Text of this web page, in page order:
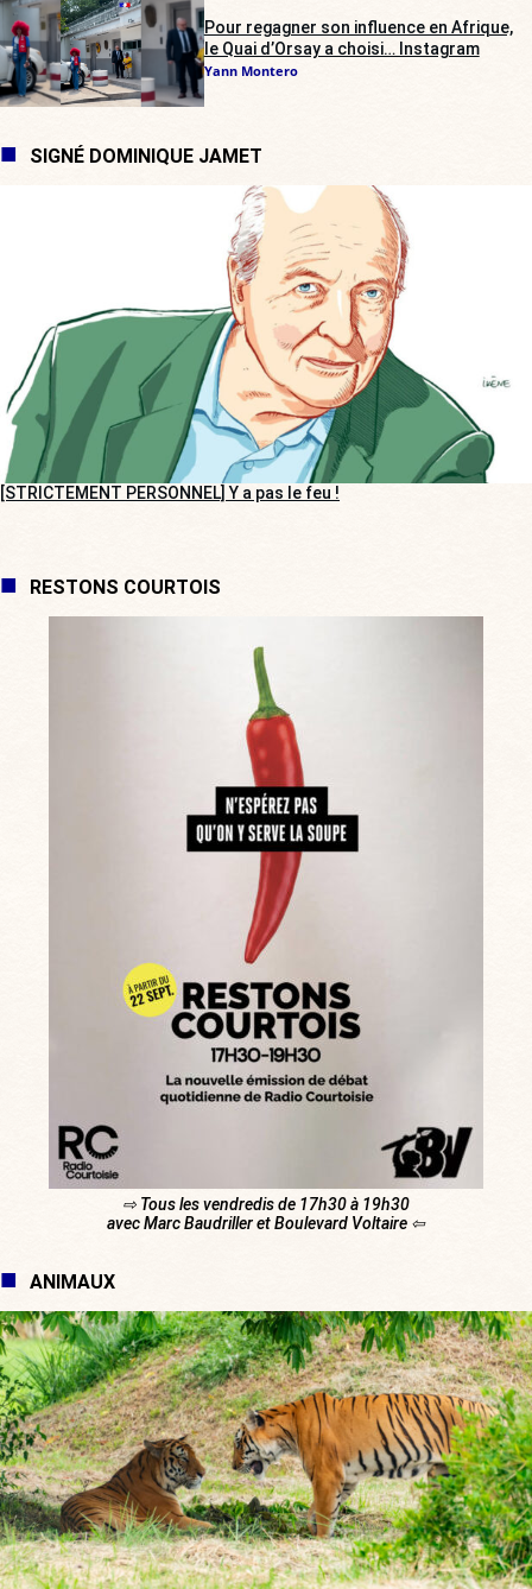
Pour regagner son influence en Afrique,
le Quai d’Orsay a choisi… Instagram
Yann Montero
SIGNÉ DOMINIQUE JAMET
[STRICTEMENT PERSONNEL] Y a pas le feu !
RESTONS COURTOIS
⇨ Tous les vendredis de 17h30 à 19h30
avec Marc Baudriller et Boulevard Voltaire ⇦
ANIMAUX